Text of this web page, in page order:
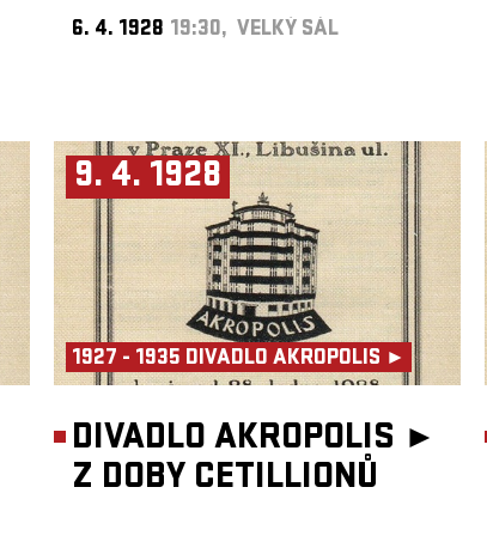
6. 4. 1928 19:30, VELKÝ SÁL
9. 4. 1928
1927 - 1935 DIVADLO AKROPOLIS ►
DIVADLO AKROPOLIS ►
Z DOBY CETILLIONŮ